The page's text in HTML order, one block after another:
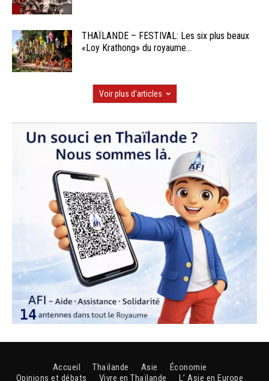
THAÏLANDE – FESTIVAL: Les six plus beaux
«Loy Krathong» du royaume...
Voir plus d'articles
Accueil Thaïlande Asie
Économie
Opinions et débats
Vivre en Thaïlande L’ Asie en Europe